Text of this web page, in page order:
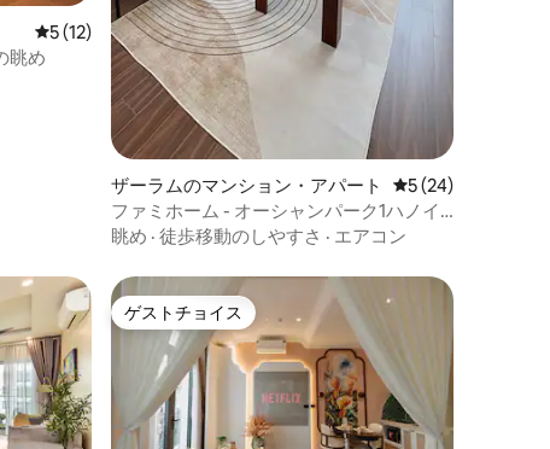
レビュー12件、5つ星中5つ星の平均評価
5 (12)
眺め
ザーラムのマンション・アパート レビュー24件、5
5 (24)
ファミホーム - オーシャンパーク1ハノイ
の5つ星ラグジュアリーな眺め
眺め · 徒歩移動のしやすさ · エアコン
ゲストチョイス
ゲストチョイス